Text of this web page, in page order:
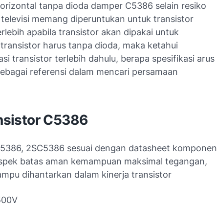
tanpa dioda damper C5386 selain resiko
memang diperuntukan untuk transistor
apabila transistor akan dipakai untuk
harus tanpa dioda, maka ketahui
transistor terlebih dahulu, berapa spesifikasi arus
referensi dalam mencari persamaan
C5386
2SC5386 sesuai dengan datasheet komponen
batas aman kemampuan maksimal tegangan,
dihantarkan dalam kinerja transistor